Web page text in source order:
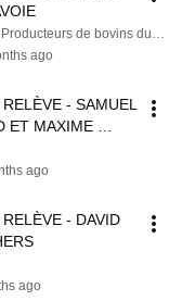
de bovins du Québec
ago
- SAMUEL
ET MAXIME
ago
- DAVID
ago